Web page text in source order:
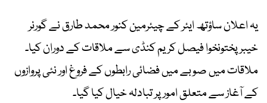
یہ اعلان ساؤتھ ایئر کے چیئرمین کنور محمد طارق نے گورنر
خیبرپختونخوا فیصل کریم کنڈی سے ملاقات کے دوران کیا۔
ملاقات میں صوبے میں فضائی رابطوں کے فروغ اور نئی پروازوں
کے آغاز سے متعلق امور پر تبادلہ خیال کیا گیا۔